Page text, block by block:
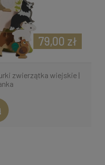
zwierzątka wiejskie |
79,00 zł